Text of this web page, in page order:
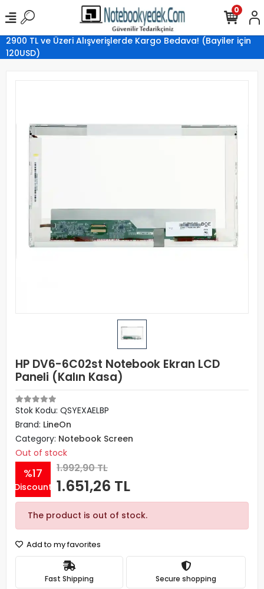
2900 TL ve Üzeri Alışverişlerde Kargo Bedava! (Bayiler için
120USD)
0
HP DV6-6C02st Notebook Ekran LCD
Paneli (Kalın Kasa)
Stok Kodu: QSYEXAELBP
Brand: LineOn
Category: Notebook Screen
Out of stock
%17
Discount
1.992,90 TL
1.651,26 TL
The product is out of stock.
Add to my favorites
Fast Shipping Secure shopping